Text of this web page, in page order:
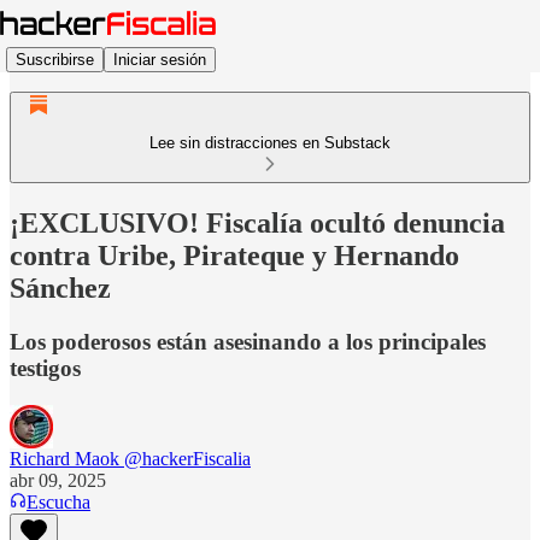
Suscribirse Iniciar sesión
Lee sin distracciones en Substack
¡EXCLUSIVO! Fiscalía ocultó denuncia
contra Uribe, Pirateque y Hernando
Sánchez
Los poderosos están asesinando a los principales
testigos
Richard Maok @hackerFiscalia
abr 09, 2025
Escucha